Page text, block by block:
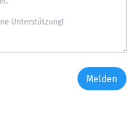
Melden